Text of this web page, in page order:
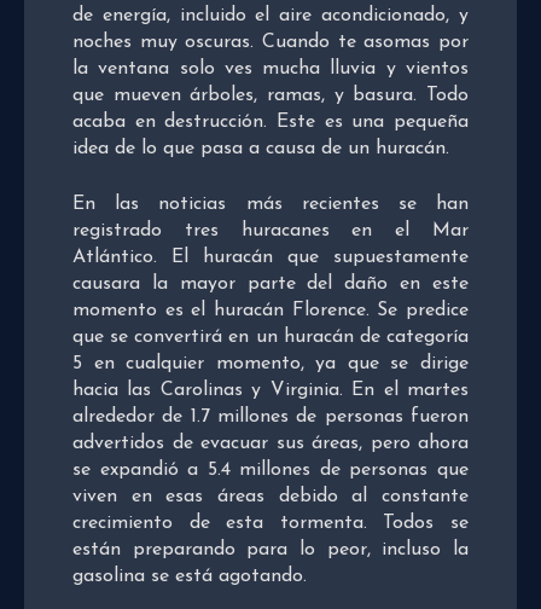
de energía, incluido el aire acondicionado, y
noches muy oscuras. Cuando te asomas por
la ventana solo ves mucha lluvia y vientos
que mueven árboles, ramas, y basura. Todo
acaba en destrucción. Este es una pequeña
idea de lo que pasa a causa de un huracán.
En las noticias más recientes se han
registrado tres huracanes en el Mar
Atlántico. El huracán que supuestamente
causara la mayor parte del daño en este
momento es el huracán Florence. Se predice
que se convertirá en un huracán de categoría
5 en cualquier momento, ya que se dirige
hacia las Carolinas y Virginia. En el martes
alrededor de 1.7 millones de personas fueron
advertidos de evacuar sus áreas, pero ahora
se expandió a 5.4 millones de personas que
viven en esas áreas debido al constante
crecimiento de esta tormenta. Todos se
están preparando para lo peor, incluso la
gasolina se está agotando.